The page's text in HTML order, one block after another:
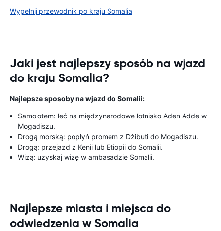
Wypełnij przewodnik po kraju Somalia
Jaki jest najlepszy sposób na wjazd
do kraju Somalia?
Najlepsze sposoby na wjazd do Somalii:
Samolotem: leć na międzynarodowe lotnisko Aden Adde w
Mogadiszu.
Drogą morską: popłyń promem z Dżibuti do Mogadiszu.
Drogą: przejazd z Kenii lub Etiopii do Somalii.
Wizą: uzyskaj wizę w ambasadzie Somalii.
Najlepsze miasta i miejsca do
odwiedzenia w Somalia